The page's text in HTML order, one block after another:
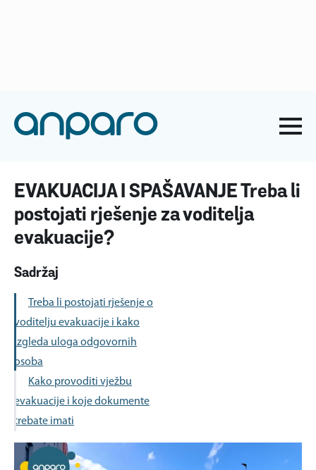
Naslovna-Blog o ZNR-EVAKUACIJA I SPAŠAVANJE Treba li
postojati rješenje za voditelja evakuacije?
EVAKUACIJA I SPAŠAVANJE Treba li
postojati rješenje za voditelja
evakuacije?
Sadržaj
Treba li postojati rješenje o
voditelju evakuacije i kako
izgleda uloga odgovornih
osoba
Kako provoditi vježbu
evakuacije i koje dokumente
trebate imati